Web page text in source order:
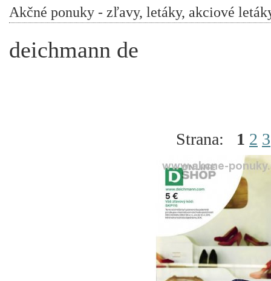
Akčné ponuky - zľavy, letáky, akciové
deichmann de
Strana: 1 2 3